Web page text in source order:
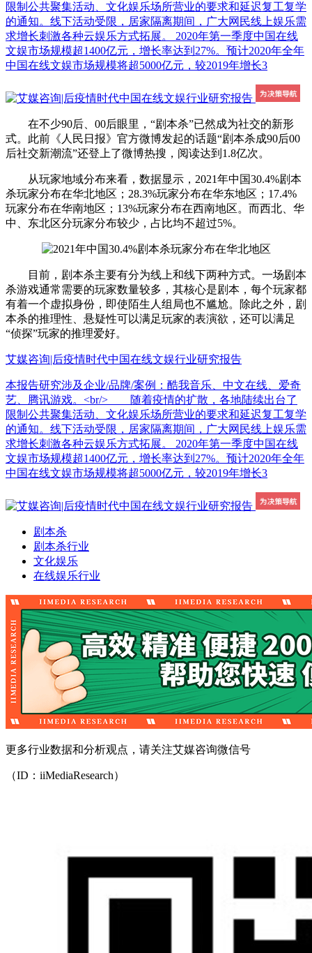
限制公共聚集活动、文化娱乐场所营业的要求和延迟复工复学
的通知。线下活动受限，居家隔离期间，广大网民线上娱乐需
求增长刺激各种云娱乐方式拓展。 2020年第一季度中国在线
文娱市场规模超1400亿元，增长率达到27%。预计2020年全年
中国在线文娱市场规模将超5000亿元，较2019年增长3
在不少90后、00后眼里，“剧本杀”已然成为社交的新形
式。此前《人民日报》官方微博发起的话题“剧本杀成90后00
后社交新潮流”还登上了微博热搜，阅读达到1.8亿次。
从玩家地域分布来看，数据显示，2021年中国30.4%剧本
杀玩家分布在华北地区；28.3%玩家分布在华东地区；17.4%
玩家分布在华南地区；13%玩家分布在西南地区。而西北、华
中、东北区分玩家分布较少，占比均不超过5%。
目前，剧本杀主要有分为线上和线下两种方式。一场剧本
杀游戏通常需要的玩家数量较多，其核心是剧本，每个玩家都
有着一个虚拟身份，即使陌生人组局也不尴尬。除此之外，剧
本杀的推理性、悬疑性可以满足玩家的表演欲，还可以满足
“侦探”玩家的推理爱好。
艾媒咨询|后疫情时代中国在线文娱行业研究报告
本报告研究涉及企业/品牌/案例：酷我音乐、中文在线、爱奇
艺、腾讯游戏。<br/> 随着疫情的扩散，各地陆续出台了
限制公共聚集活动、文化娱乐场所营业的要求和延迟复工复学
的通知。线下活动受限，居家隔离期间，广大网民线上娱乐需
求增长刺激各种云娱乐方式拓展。 2020年第一季度中国在线
文娱市场规模超1400亿元，增长率达到27%。预计2020年全年
中国在线文娱市场规模将超5000亿元，较2019年增长3
剧本杀
剧本杀行业
文化娱乐
在线娱乐行业
更多行业数据和分析观点，请关注艾媒咨询微信号
（ID：iiMediaResearch）